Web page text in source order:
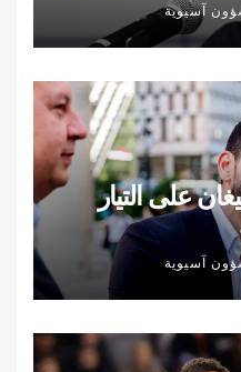
آسيوية
على التيار
آسيوية